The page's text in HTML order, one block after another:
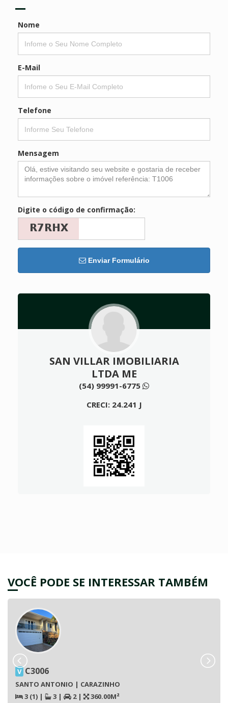
Nome
E-Mail
Telefone
Mensagem
Digite o código de confirmação:
Enviar Formulário
SAN VILLAR IMOBILIARIA
LTDA ME
(54) 99991-6775
CRECI: 24.241 J
VOCÊ PODE SE INTERESSAR TAMBÉM
V C3006
SANTO ANTONIO | CARAZINHO
3 (1) | 3 | 2 |
360.00M²